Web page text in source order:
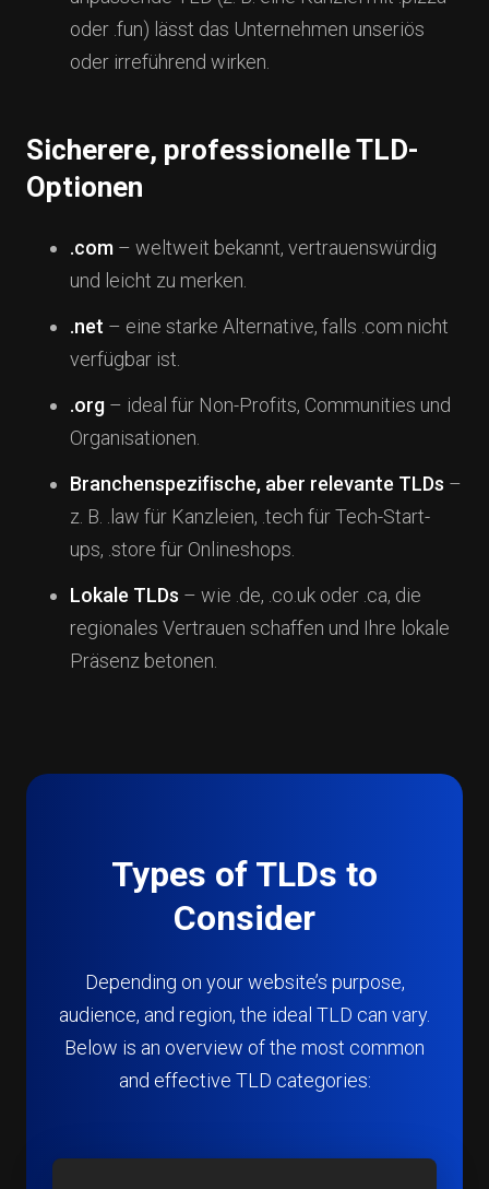
oder .fun) lässt das Unternehmen unseriös
oder irreführend wirken.
Sicherere, professionelle TLD-
Optionen
.com – weltweit bekannt, vertrauenswürdig
und leicht zu merken.
.net – eine starke Alternative, falls .com nicht
verfügbar ist.
.org – ideal für Non-Profits, Communities und
Organisationen.
Branchenspezifische, aber relevante TLDs –
z. B. .law für Kanzleien, .tech für Tech-Start-
ups, .store für Onlineshops.
Lokale TLDs – wie .de, .co.uk oder .ca, die
regionales Vertrauen schaffen und Ihre lokale
Präsenz betonen.
Types of TLDs to
Consider
Depending on your website’s purpose,
audience, and region, the ideal TLD can vary.
Below is an overview of the most common
and effective TLD categories: